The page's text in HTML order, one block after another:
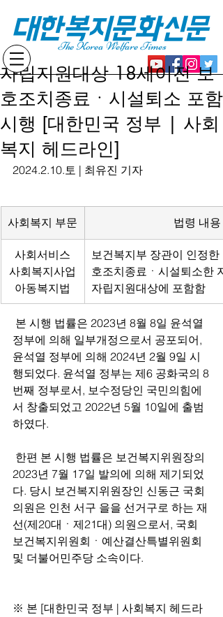
대한복지문화신문
The Korea Welfare Times
자립지원대상 18세이전 보
호조치종료ㆍ시설퇴소 포함
시행 [대한민국 정부 | 사회
복지 헤드라인]
2024.2.10.토 | 최유진 기자
사회복지 부문 법령 내용
사회서비스
사회복지사업
아동복지법
보건복지부 장관이 인정한
호조치종료ㆍ시설퇴소한
자립지원대상에 포함함
정부에 의해 일부개정으로서 공포되어,
윤석열 정부에 의해 2024년 2월 9일 시
행되었다. 윤석열 정부는 제6 공화국의 8
번째 정부로서, 보수정당인 국민의힘에
서 창출되었고 2022년 5월 10일에 출범
하였다.
한편 본 시행 법률은 보건복지위원장의
2023년 7월 17일 발의에 의해 제기되었
다. 당시 보건복지위원장인 신동근 국회
의원은 인천 서구 을을 선거구로 하는 재
선(제20대ㆍ제21대) 의원으로서, 국회
보건복지위원회ㆍ예산결산특별위원회
및 더불어민주당 소속이다.
※ 본 [대한민국 정부 | 사회복지 헤드라